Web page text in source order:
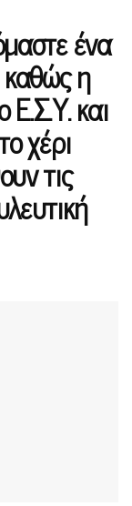
ένα
η
Ε.Σ.Υ. και
χέρι
τις